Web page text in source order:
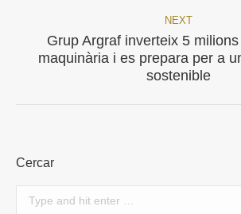
NEXT
Next
post:
Grup Argraf inverteix 5 milions
maquinària i es prepara per a
sostenible
Cercar